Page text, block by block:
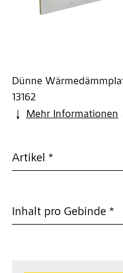
Dünne
13162
Mehr Informationen
Artikel *
Inhalt pro Gebinde *